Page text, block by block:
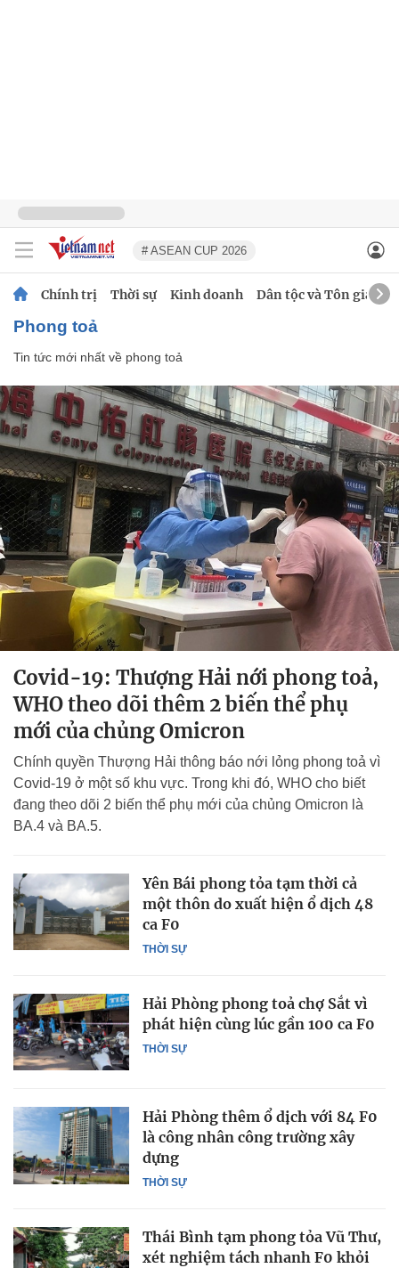
# ASEAN CUP 2026
Chính trị Thời sự Kinh doanh Dân tộc và Tôn giáo
phong toả
Tin tức mới nhất về phong toả
Covid-19: Thượng Hải nới phong toả,
WHO theo dõi thêm 2 biến thể phụ
mới của chủng Omicron
Chính quyền Thượng Hải thông báo nới lỏng phong toả vì
Covid-19 ở một số khu vực. Trong khi đó, WHO cho biết
đang theo dõi 2 biến thể phụ mới của chủng Omicron là
BA.4 và BA.5.
THỜI SỰ
Yên Bái phong tỏa tạm thời cả
một thôn do xuất hiện ổ dịch 48
ca F0
THỜI SỰ
Hải Phòng phong toả chợ Sắt vì
phát hiện cùng lúc gần 100 ca F0
THỜI SỰ
Hải Phòng thêm ổ dịch với 84 F0
là công nhân công trường xây
dựng
Thái Bình tạm phong tỏa Vũ Thư,
xét nghiệm tách nhanh F0 khỏi